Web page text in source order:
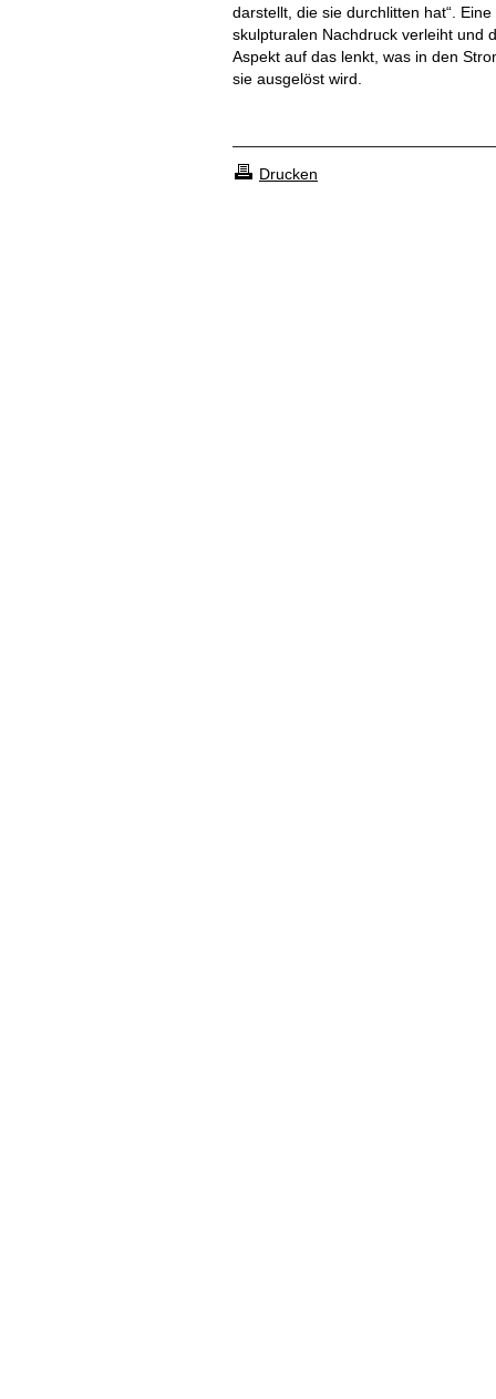
darstellt, die sie durchlitten hat“.
skulpturalen Nachdruck verleiht und
Aspekt auf das lenkt, was in den
sie ausgelöst wird.
Drucken